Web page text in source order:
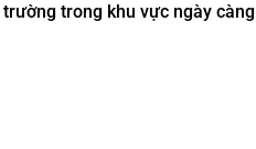
trong khu vực ngày càng